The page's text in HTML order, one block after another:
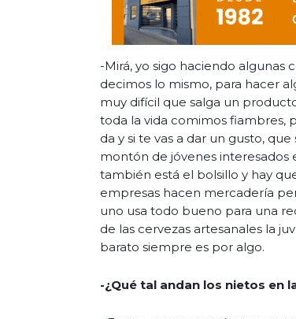
-Mirá, yo sigo haciendo algunas
decimos lo mismo, para hacer
muy difícil que salga un
toda la vida comimos fiambres,
da y si te vas a dar un gusto,
montón de jóvenes interesados
también está el bolsillo y hay
empresas hacen mercadería
uno usa todo bueno para una
de las cervezas artesanales la
barato siempre es por algo.
-¿Qué tal andan los nietos en